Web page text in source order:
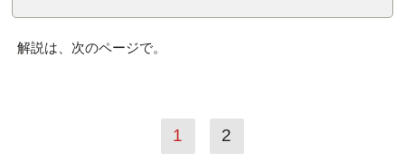
解説は、次のページで。
1 2